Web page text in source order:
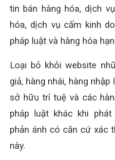
tin bán hàng hóa, dịch
hóa, dịch vụ cấm kinh
pháp luật và hàng hóa
Loại bỏ khỏi website
giả, hàng nhái, hàng nhập
sở hữu trí tuệ và các
pháp luật khác khi
phản ánh có căn cứ xác
này.